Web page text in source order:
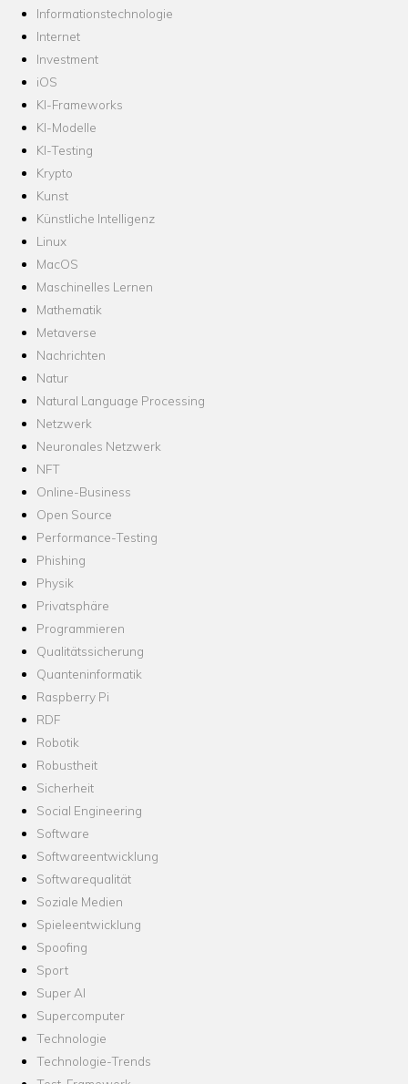
Informationstechnologie
Internet
Investment
iOS
KI-Frameworks
KI-Modelle
KI-Testing
Krypto
Kunst
Künstliche Intelligenz
Linux
MacOS
Maschinelles Lernen
Mathematik
Metaverse
Nachrichten
Natur
Natural Language Processing
Netzwerk
Neuronales Netzwerk
NFT
Online-Business
Open Source
Performance-Testing
Phishing
Physik
Privatsphäre
Programmieren
Qualitätssicherung
Quanteninformatik
Raspberry Pi
RDF
Robotik
Robustheit
Sicherheit
Social Engineering
Software
Softwareentwicklung
Softwarequalität
Soziale Medien
Spieleentwicklung
Spoofing
Sport
Super AI
Supercomputer
Technologie
Technologie-Trends